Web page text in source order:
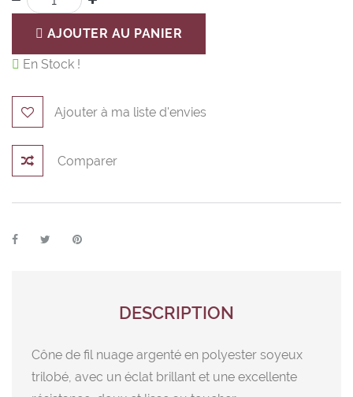
 AJOUTER AU PANIER
 En Stock !
Ajouter à ma liste d'envies
Comparer
DESCRIPTION
Cône de fil nuage argenté en polyester soyeux
trilobé, avec un éclat brillant et une excellente